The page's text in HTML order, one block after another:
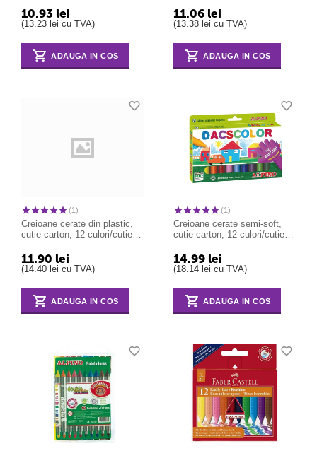
10.93 lei
(13.23 lei cu TVA)
ADAUGA IN COS
11.06 lei
(13.38 lei cu TVA)
ADAUGA IN COS
(1)
Creioane cerate din plastic,
cutie carton, 12 culori/cutie,
11.90 lei
(14.40 lei cu TVA)
ADAUGA IN COS
(1)
Creioane cerate semi-soft,
cutie carton, 12 culori/cutie,
14.99 lei
(18.14 lei cu TVA)
ADAUGA IN COS